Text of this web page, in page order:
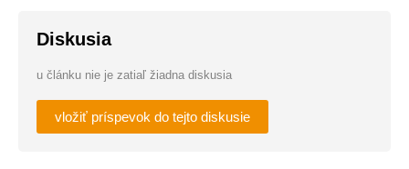
Diskusia
u článku nie je zatiaľ žiadna diskusia
vložiť príspevok do tejto diskusie